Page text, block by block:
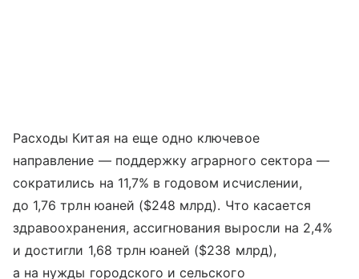
Расходы Китая на еще одно ключевое
направление — поддержку аграрного сектора —
сократились на 11,7% в годовом исчислении,
до 1,76 трлн юаней ($248 млрд). Что касается
здравоохранения, ассигнования выросли на 2,4%
и достигли 1,68 трлн юаней ($238 млрд),
а на нужды городского и сельского